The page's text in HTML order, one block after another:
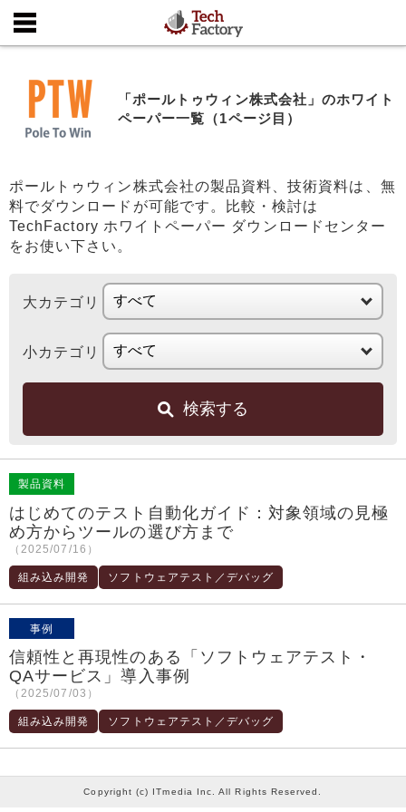
「ポールトゥウィン株式会社」のホワイト
ペーパー一覧（1ページ目）
ポールトゥウィン株式会社の製品資料、技術資料は、無
料でダウンロードが可能です。比較・検討は
TechFactory ホワイトペーパー ダウンロードセンター
をお使い下さい。
大カテゴリ
小カテゴリ
検索する
製品資料
はじめてのテスト自動化ガイド：対象領域の見極
め方からツールの選び方まで
（2025/07/16）
組み込み開発 ソフトウェアテスト／デバッグ
事例
信頼性と再現性のある「ソフトウェアテスト・
QAサービス」導入事例
（2025/07/03）
組み込み開発 ソフトウェアテスト／デバッグ
Copyright (c) ITmedia Inc. All Rights Reserved.